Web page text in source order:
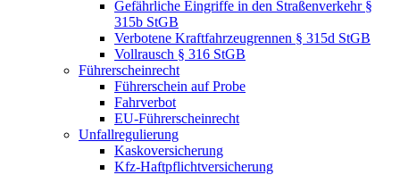
Gefährliche Eingriffe in den Straßenverkehr §
315b StGB
Verbotene Kraftfahrzeugrennen § 315d StGB
Vollrausch § 316 StGB
Führerscheinrecht
Führerschein auf Probe
Fahrverbot
EU-Führerscheinrecht
Unfallregulierung
Kaskoversicherung
Kfz-Haftpflichtversicherung